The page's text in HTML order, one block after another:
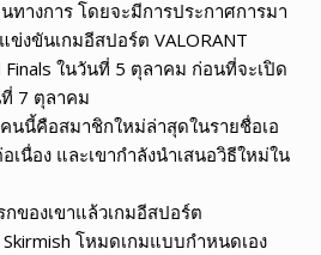
ทางการ โดยจะมีการประกาศการมา
ข่งขันเกมอีสปอร์ต VALORANT
Finals ในวันที่ 5 ตุลาคม ก่อนที่จะเปิด
ที่ 7 ตุลาคม
นนี้คือสมาชิกใหม่ล่าสุดในรายชื่อเอ
เนื่อง และเขากำลังนำเสนอวิธีใหม่ใน
ของเขาแล้วเกมอีสปอร์ต
Skirmish โหมดเกมแบบกำหนดเอง